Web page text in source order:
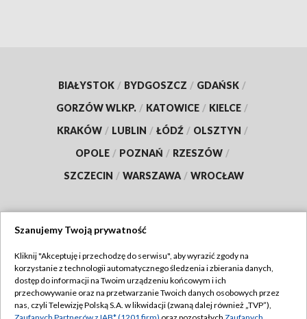
BIAŁYSTOK / BYDGOSZCZ / GDAŃSK /
GORZÓW WLKP. / KATOWICE / KIELCE /
KRAKÓW / LUBLIN / ŁÓDŹ / OLSZTYN /
OPOLE / POZNAŃ / RZESZÓW /
SZCZECIN / WARSZAWA / WROCŁAW
TVP
Abonament TVP
Emisja w TVP
Regulamin TVP
Szanujemy Twoją prywatność
Kliknij "Akceptuję i przechodzę do serwisu", aby wyrazić zgody na
korzystanie z technologii automatycznego śledzenia i zbierania danych,
dostęp do informacji na Twoim urządzeniu końcowym i ich
przechowywanie oraz na przetwarzanie Twoich danych osobowych przez
nas, czyli Telewizję Polską S.A. w likwidacji (zwaną dalej również „TVP”),